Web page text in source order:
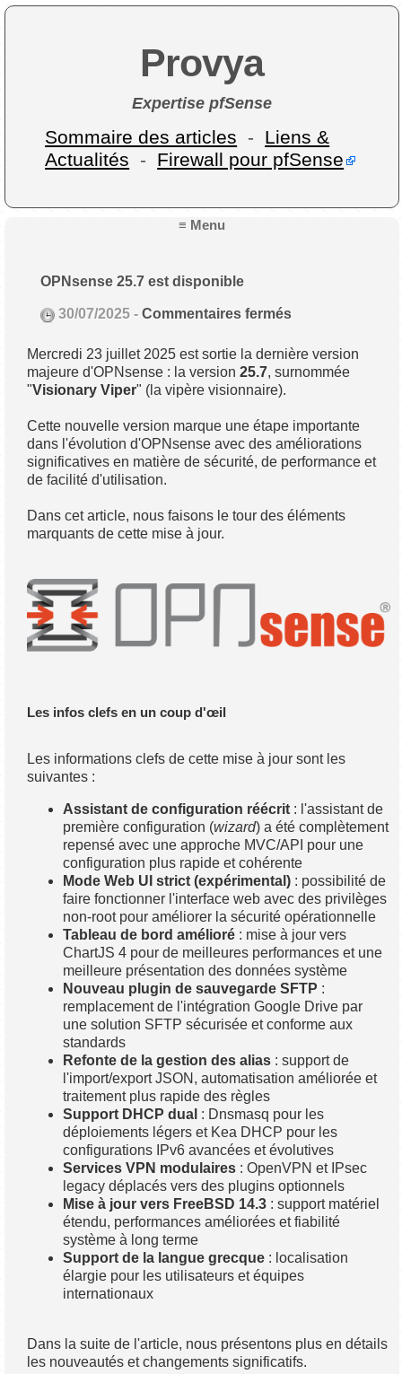
Provya
Expertise pfSense
Sommaire des articles - Liens &
Actualités - Firewall pour pfSense
≡ Menu
OPNsense 25.7 est disponible
30/07/2025 -Commentaires fermés
Mercredi 23 juillet 2025 est sortie la dernière version
majeure d'OPNsense : la version25.7, surnommée
"Visionary Viper" (la vipère visionnaire).
Cette nouvelle version marque une étape importante
dans l'évolution d'OPNsense avec des améliorations
significatives en matière de sécurité, de performance et
de facilité d'utilisation.
Dans cet article, nous faisons le tour des éléments
marquants de cette mise à jour.
Les infos clefs en un coup d'œil
Les informations clefs de cette mise à jour sont les
suivantes :
Assistant de configuration réécrit : l'assistant de
première configuration (wizard) a été complètement
repensé avec une approche MVC/API pour une
configuration plus rapide et cohérente
Mode Web UI strict (expérimental) : possibilité de
faire fonctionner l'interface web avec des privilèges
non-root pour améliorer la sécurité opérationnelle
Tableau de bord amélioré : mise à jour vers
ChartJS 4 pour de meilleures performances et une
meilleure présentation des données système
Nouveau plugin de sauvegarde SFTP :
remplacement de l'intégration Google Drive par
une solution SFTP sécurisée et conforme aux
standards
Refonte de la gestion des alias : support de
l'import/export JSON, automatisation améliorée et
traitement plus rapide des règles
Support DHCP dual : Dnsmasq pour les
déploiements légers et Kea DHCP pour les
configurations IPv6 avancées et évolutives
Services VPN modulaires : OpenVPN et IPsec
legacy déplacés vers des plugins optionnels
Mise à jour vers FreeBSD 14.3 : support matériel
étendu, performances améliorées et fiabilité
système à long terme
Support de la langue grecque : localisation
élargie pour les utilisateurs et équipes
internationaux
Dans la suite de l'article, nous présentons plus en détails
les nouveautés et changements significatifs.